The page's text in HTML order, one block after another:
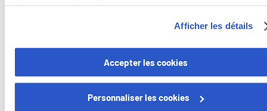
Vous avez la possibilité de retirer votre consentement à tout
moment en cliquant sur le lien "gestion des cookies" en bas
Afficher les détails
Accepter les cookies
Personnaliser les cookies
By requesting our services, you are informed thatFoyer
Group (Foyer Assurances, Foyer Vie, Raiffeisen Vie,
for pre-contractual purposes.